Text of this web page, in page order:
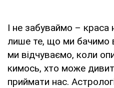
І не забуваймо – краса
лише те, що ми бачимо
ми відчуваємо, коли
кимось, хто може
приймати нас.